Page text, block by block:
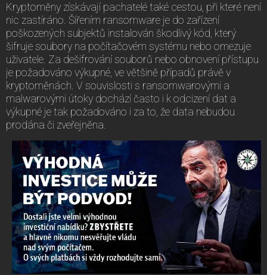
Kryptoměny získávají pachatelé také cestou, při které není
nic zastíráno. Šířením ransomware je do zařízení
poškozených subjektů instalován škodlivý kód, který
šifruje soubory na počítačovém systému nebo omezuje
uživatele. Za dešifrování souborů nebo obnovení přístupu
je požadováno výkupné, ve většině případů právě v
kryptoměnách. V souvislosti s ransomwarovými a
malwarovými útoky dochází často i k odcizení dat a
výkupné je tak požadováno i za to, že data nebudou
prodána či zveřejněna.